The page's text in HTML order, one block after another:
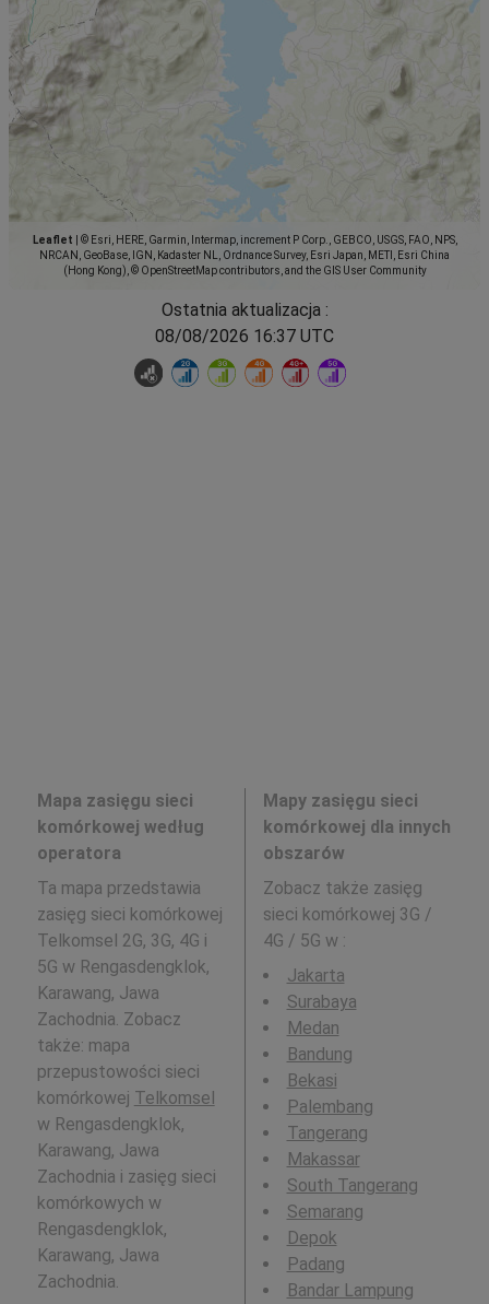
Leaflet
© Esri, HERE, Garmin, Intermap, increment P Corp., GEBCO, USGS, FAO, NPS,
NRCAN, GeoBase, IGN, Kadaster NL, Ordnance Survey, Esri Japan, METI, Esri China
(Hong Kong), © OpenStreetMap contributors, and the GIS User Community
Ostatnia aktualizacja :
08/08/2026 16:37 UTC
Mapa zasięgu sieci
komórkowej według
operatora
Ta mapa przedstawia
zasięg sieci komórkowej
Telkomsel 2G, 3G, 4G i
5G w Rengasdengklok,
Karawang, Jawa
Zachodnia. Zobacz
także: mapa
przepustowości sieci
komórkowej Telkomsel
w Rengasdengklok,
Karawang, Jawa
Zachodnia i zasięg sieci
komórkowych w
Rengasdengklok,
Karawang, Jawa
Zachodnia.
Mapy zasięgu sieci
komórkowej dla innych
obszarów
Zobacz także zasięg
sieci komórkowej 3G /
4G / 5G w :
Jakarta
Surabaya
Medan
Bandung
Bekasi
Palembang
Tangerang
Makassar
South Tangerang
Semarang
Depok
Padang
Bandar Lampung